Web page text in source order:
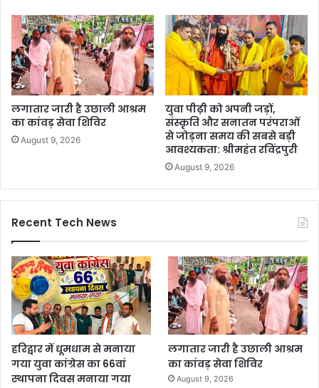
लगातार जारी है उछाली आश्रम
का कांवड़ सेवा शिविर
August 9, 2026
युवा पीढ़ी को अपनी जड़ों,
संस्कृति और सनातन परंपराओं
से जोड़ना समय की सबसे बड़ी
आवश्यकता: श्रीमहंत रविंद्रपुरी
August 9, 2026
Recent Tech News
हरिद्वार में धूमधाम से मनाया
गया युवा कांग्रेस का 66वां
स्थापना दिवस मनाया गया
लगातार जारी है उछाली आश्रम
का कांवड़ सेवा शिविर
August 9, 2026